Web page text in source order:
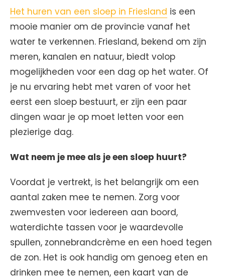
Het huren van een sloep in Friesland is een
mooie manier om de provincie vanaf het
water te verkennen. Friesland, bekend om zijn
meren, kanalen en natuur, biedt volop
mogelijkheden voor een dag op het water. Of
je nu ervaring hebt met varen of voor het
eerst een sloep bestuurt, er zijn een paar
dingen waar je op moet letten voor een
plezierige dag.
Wat neem je mee als je een sloep huurt?
Voordat je vertrekt, is het belangrijk om een
aantal zaken mee te nemen. Zorg voor
zwemvesten voor iedereen aan boord,
waterdichte tassen voor je waardevolle
spullen, zonnebrandcrème en een hoed tegen
de zon. Het is ook handig om genoeg eten en
drinken mee te nemen, een kaart van de